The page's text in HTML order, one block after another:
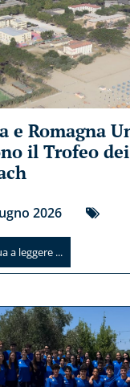
e Romagna
il Trofeo
2026
a leggere ...